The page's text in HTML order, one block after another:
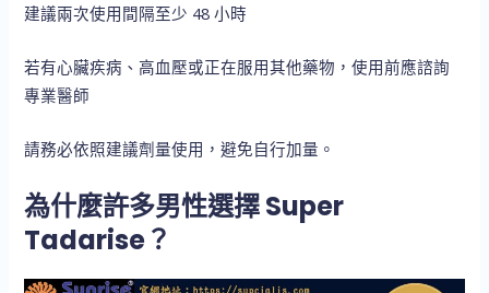
建議兩次使用間隔至少 48 小時
若有心臟疾病、高血壓或正在服用其他藥物，使用前應諮詢
專業醫師
請務必依照建議劑量使用，避免自行加量。
為什麼許多男性選擇 Super
Tadarise？